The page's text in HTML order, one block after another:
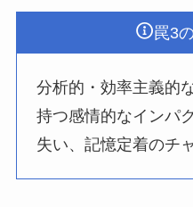
罠3
分析的・効率主義的
持つ感情的なインパ
失い、記憶定着のチ